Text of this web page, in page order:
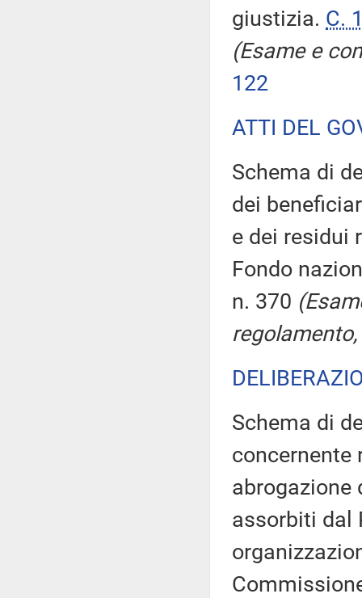
giustizia. C.
(Esame e
122
ATTI DEL
Schema di
dei
e dei residui
Fondo
n. 370
Schema di
concernente
abrogazione
assorbiti dal